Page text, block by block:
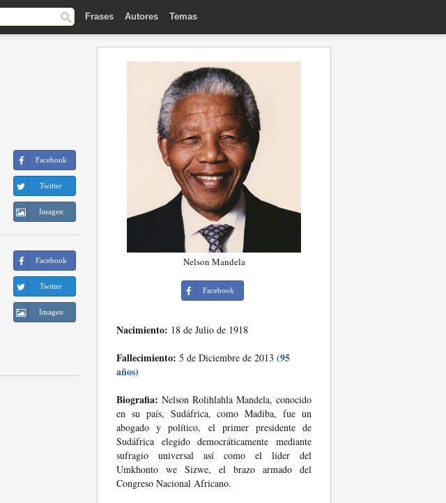
Frases Autores Temas
Facebook
Twitter
Imagen
Facebook
Twitter
Imagen
Nelson Mandela
Facebook
Nacimiento: 18 de Julio de 1918
Fallecimiento: 5 de Diciembre de 2013 (95
años)
Biografia: Nelson Rolihlahla Mandela, conocido
en su país, Sudáfrica, como Madiba, fue un
abogado y político, el primer presidente de
Sudáfrica elegido democráticamente mediante
sufragio universal así como el líder del
Umkhonto we Sizwe, el brazo armado del
Congreso Nacional Africano.